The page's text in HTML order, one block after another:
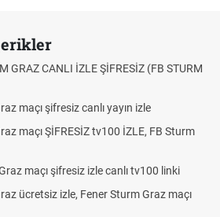
GRAZ CANLI İZLE ŞİFRESİZ (FB STURM
maçı şifresiz canlı yayın izle
maçı ŞİFRESİZ tv100 İZLE, FB Sturm
maçı şifresiz izle canlı tv100 linki
ücretsiz izle, Fener Sturm Graz maçı